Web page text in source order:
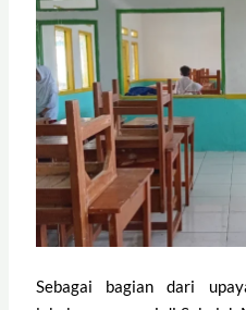
Sebagai bagian dari